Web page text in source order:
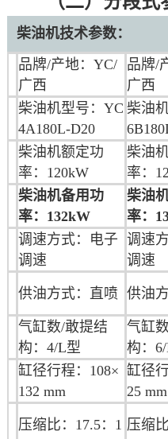
柴油机技术参数：
品牌/产地：YC/
广西
品牌/
广西
柴油机型号：YC
4A180L-D20
柴油
柴油机额定功
率：120kW
柴油
率：
柴油机备用功
率：132kW
柴油
率：
调速方式：电子
调速
调速
调速
供油方式：直喷 供油
气缸数/敢提结
构：4/L型
气缸
构：
缸径行程：108×
132 mm
缸径行
25mm
压缩比：17.5：1 压缩